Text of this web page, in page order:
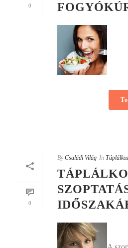
0
0
By Családi Világ In